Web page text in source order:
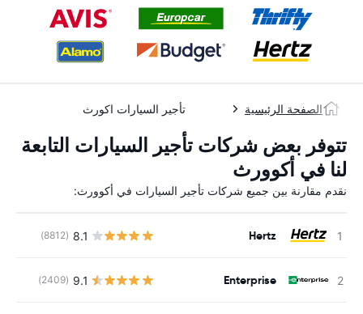
الصفحة الرئيسية تأجير السيارات اكورث
تتوفر بعض شركات تأجير السيارات التابعة
لنا في أكوورث
نقدم مقارنة بين جميع شركات تأجير السيارات في أكوورث:
Hertz
8.1
(8812)
Enterprise
9.1
(2409)